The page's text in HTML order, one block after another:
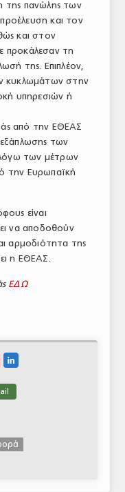
της πανώλης των
και τον
και στον
προκάλεσαν τη
της. Επιπλέον,
κυκλωμάτων στην
υπηρεσιών ή
από την ΕΘΕΑΣ
των
των μέτρων
την Ευρωπαϊκή
είναι
να αποδοθούν
αρμοδιότητα της
η ΕΘΕΑΣ.
ΕΔΩ
